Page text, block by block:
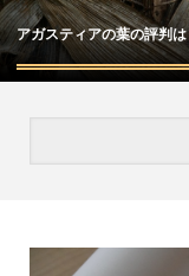
アガスティアの葉の評判